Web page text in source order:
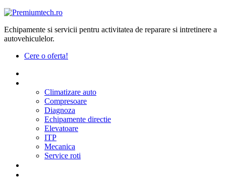
Echipamente si servicii pentru activitatea de reparare si intretinere a
autovehiculelor.
Cere o oferta!
Climatizare auto
Compresoare
Diagnoza
Echipamente directie
Elevatoare
ITP
Mecanica
Service roti